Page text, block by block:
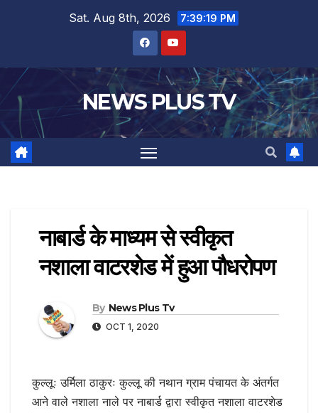
Sat. Aug 8th, 2026 7:39:19 PM
NEWS PLUS TV
नाबार्ड के माध्यम से स्वीकृत
नशाला वाटरशेड में हुआ पौधरोपण
By News Plus Tv
OCT 1, 2020
कुल्लूः उर्मिला ठाकुरः कुल्लू की नथान ग्राम पंचायत के अंतर्गत
आने वाले नशाला नाले पर नाबार्ड द्वारा स्वीकृत नशाला वाटरशेड